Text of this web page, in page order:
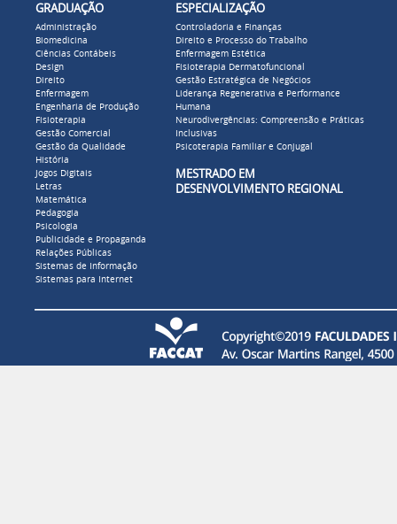
GRADUAÇÃO
Administração
Biomedicina
Ciências Contábeis
Design
Direito
Enfermagem
Engenharia de Produção
Fisioterapia
Gestão Comercial
Gestão da Qualidade
História
Jogos Digitais
Letras
Matemática
Pedagogia
Psicologia
Publicidade e Propaganda
Relações Públicas
Sistemas de Informação
Sistemas para Internet
ESPECIALIZAÇÃO
Controladoria e Finanças
Direito e Processo do Trabalho
Enfermagem Estética
Fisioterapia Dermatofuncional
Gestão Estratégica de Negócios
Liderança Regenerativa e Performance
Humana
Neurodivergências: Compreensão e Práticas
Inclusivas
Psicoterapia Familiar e Conjugal
MESTRADO EM
DESENVOLVIMENTO REGIONAL